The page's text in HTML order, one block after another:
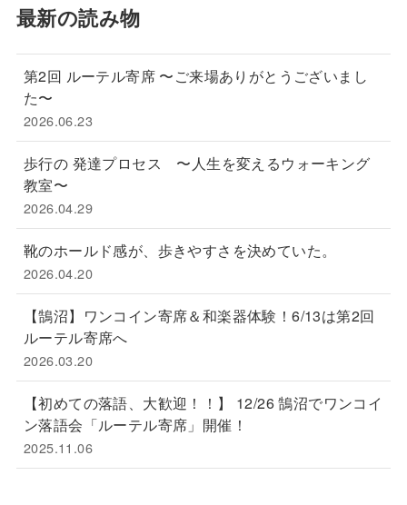
最新の読み物
第2回 ルーテル寄席 〜ご来場ありがとうございまし
た〜
2026.06.23
歩行の 発達プロセス 〜人生を変えるウォーキング
教室〜
2026.04.29
靴のホールド感が、歩きやすさを決めていた。
2026.04.20
【鵠沼】ワンコイン寄席＆和楽器体験！6/13は第2回
ルーテル寄席へ
2026.03.20
【初めての落語、大歓迎！！】 12/26 鵠沼でワンコイ
ン落語会「ルーテル寄席」開催！
2025.11.06